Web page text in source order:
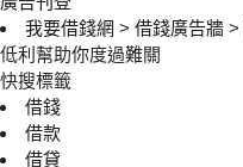
我要借錢網 > 借錢廣告牆 >
低利幫助你度過難關
快搜標籤
借錢
借款
借貸